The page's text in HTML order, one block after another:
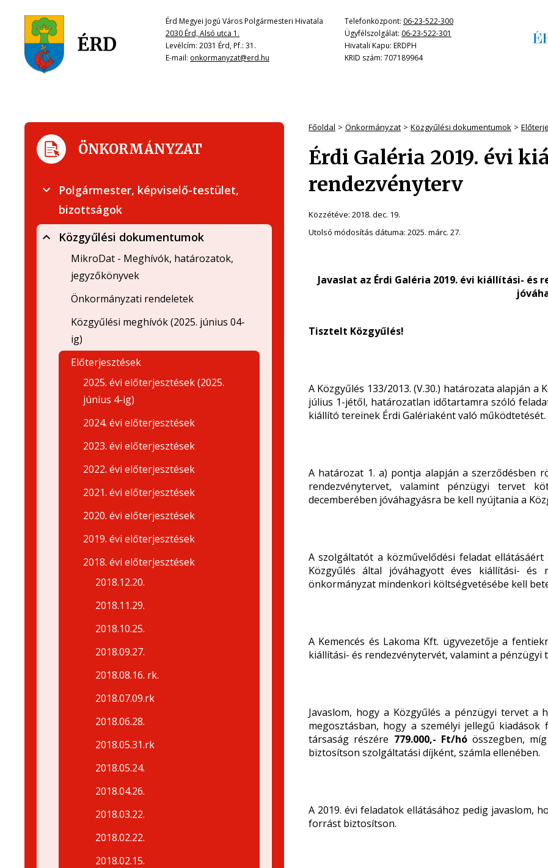
Érd Megyei Jogú Város Polgármesteri Hivatala
2030 Érd, Alsó utca 1.
Levélcím: 2031 Érd, Pf.: 31.
E-mail: onkormanyzat@erd.hu
Telefonközpont: 06-23-522-300
Ügyfélszolgálat: 06-23-522-301
Hivatali Kapu: ERDPH
KRID szám: 707189964
Főoldal Önkormányzat Közgyűlési dokumentumok
Érdi Galéria 2019. évi
rendezvényterv
Közzétéve: 2018. dec. 19.
Utolsó módosítás dátuma: 2025. márc. 27.
Javaslat az Érdi Galéria 2019. évi kiállítási-
Tisztelt Közgyűlés!
A Közgyűlés 133/2013. (V.30.) határozata alapján
július 1-jétől, határozatlan időtartamra szóló
kiállító tereinek Érdi Galériaként való működtetését.
A határozat 1. a) pontja alapján a szerződésben
rendezvénytervet, valamint pénzügyi tervet
decemberében jóváhagyásra be kell nyújtania a
A szolgáltatót a közművelődési feladat
Közgyűlés által jóváhagyott éves kiállítási- és
önkormányzat mindenkori költségvetésébe kell
A Kemencés és Lakoma Kft. ügyvezetője a
kiállítási- és rendezvénytervét, valamint a
Javaslom, hogy a Közgyűlés a pénzügyi tervet
megosztásban, hogy a személyi jellegű
társaság részére 779.000,- Ft/hóösszegben,
biztosítson szolgáltatási díjként, számla ellenében.
A 2019. évi feladatok ellátásához pedig javaslom,
forrást biztosítson.
ÖNKORMÁNYZAT
Polgármester, képviselő-testület,
bizottságok
Közgyűlési dokumentumok
MikroDat - Meghívók, határozatok,
jegyzőkönyvek
Önkormányzati rendeletek
Közgyűlési meghívók (2025. június 04-
ig)
Előterjesztések
2025. évi előterjesztések (2025.
június 4-ig)
2024. évi előterjesztések
2023. évi előterjesztések
2022. évi előterjesztések
2021. évi előterjesztések
2020. évi előterjesztések
2019. évi előterjesztések
2018. évi előterjesztések
2018.12.20.
2018.11.29.
2018.10.25.
2018.09.27.
2018.08.16. rk.
2018.07.09.rk
2018.06.28.
2018.05.31.rk
2018.05.24.
2018.04.26.
2018.03.22.
2018.02.22.
2018.02.15.